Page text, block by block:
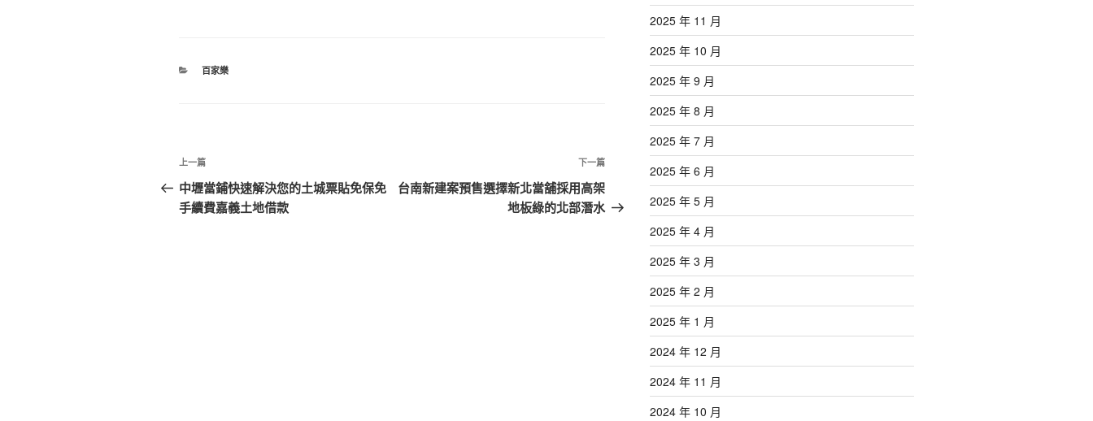
分
百家樂
文
章
導
上
一
篇
上一篇
中壢當鋪快速解決您的土城票貼免保免
手續費嘉義土地借款
下
一
篇
下一篇
台南新建案預售選擇新北當舖採用高架
地板綠的北部潛水
2025 年 11 月
2025 年 10 月
2025 年 9 月
2025 年 8 月
2025 年 7 月
2025 年 6 月
2025 年 5 月
2025 年 4 月
2025 年 3 月
2025 年 2 月
2025 年 1 月
2024 年 12 月
2024 年 11 月
2024 年 10 月